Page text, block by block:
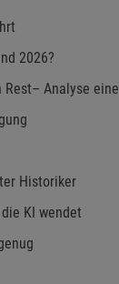
2026?
Analyse
Historiker
KI wendet